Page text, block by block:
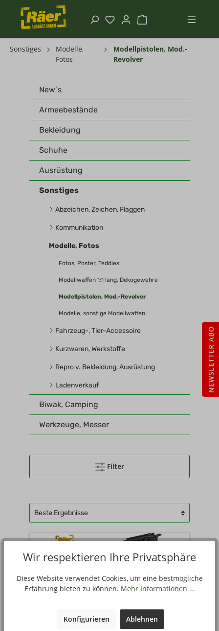
Sonstiges
Modelle,
Fotos
Modellpistolen, Mod.-
Revolver
New´s
Armeebestände
Bekleidung
Schuhe
Ausrüstung
Sonstiges
Abzeichen, Zeichen, Flaggen
Kommunikation
Modelle, Fotos
Fotos, Poster, Teddies
Modellwaffen 1:1 lang, Dekogewehre
Modellpistolen, Mod.-Revolver
Modelle, sonstige Modellwaffen
Fahrzeug-, Tier-Accessoire
Kurzwaren, Werkstoffe
Repro v. Bekleidung, Ausrüstung
Ladenverkauf
Biwak, Camping
Werkzeuge, Messer
Filter
Wir respektieren Ihre Privatsphäre
Diese Website verwendet Cookies, um eine bestmögliche
Erfahrung bieten zu können. Mehr Informationen ...
Konfigurieren Ablehnen
NEWSLETTER ABO